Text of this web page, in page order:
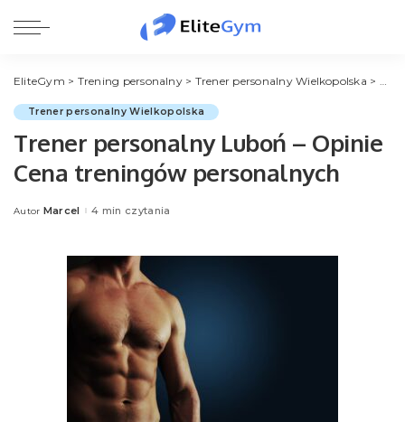
EliteGym > Trening personalny> Trener personalny Wielkopolska >
Trener personalny Wielkopolska
Trener personalny Luboń – Opinie
Cena treningów personalnych
Posted
Autor Marcel 4 min czytania